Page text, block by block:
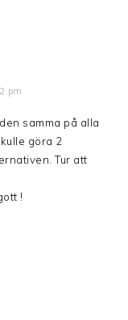
pm
samma på alla
göra 2
Tur att
!